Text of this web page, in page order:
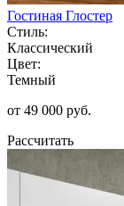
Гостиная Глостер
Стиль:
Классический
Цвет:
Темный
от 49 000 руб.
Рассчитать